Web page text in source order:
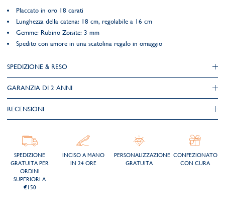
Placcato in oro 18 carati
Lunghezza della catena: 18 cm, regolabile a 16 cm
Gemme: Rubino Zoïsite: 3 mm
Spedito con amore in una scatolina regalo in omaggio
SPEDIZIONE & RESO
GARANZIA DI 2 ANNI
RECENSIONI
SPEDIZIONE
GRATUITA PER
ORDINI
SUPERIORI A
€150
INCISO A MANO
IN 24 ORE
PERSONALIZZAZIONE
GRATUITA
CONFEZIONATO
CON CURA